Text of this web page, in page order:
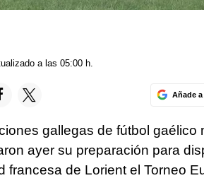
a las 05:00 h.
Añade
gallegas de fútbol gaélico
ayer su preparación para
francesa de Lorient el Torneo